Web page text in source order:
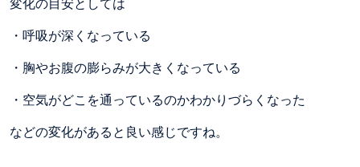
変化の目安としては
・呼吸が深くなっている
・胸やお腹の膨らみが大きくなっている
・空気がどこを通っているのかわかりづらくなった
などの変化があると良い感じですね。